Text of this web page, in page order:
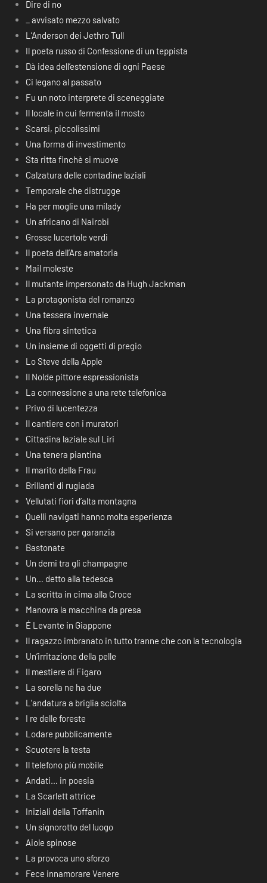
Dire di no
_ avvisato mezzo salvato
L’Anderson dei Jethro Tull
Il poeta russo di Confessione di un teppista
Dà idea dell’estensione di ogni Paese
Ci legano al passato
Fu un noto interprete di sceneggiate
Il locale in cui fermenta il mosto
Scarsi, piccolissimi
Una forma di investimento
Sta ritta finchè si muove
Calzatura delle contadine laziali
Temporale che distrugge
Ha per moglie una milady
Un africano di Nairobi
Grosse lucertole verdi
Il poeta dell’Ars amatoria
Mail moleste
Il mutante impersonato da Hugh Jackman
La protagonista del romanzo
Una tessera invernale
Una fibra sintetica
Un insieme di oggetti di pregio
Lo Steve della Apple
Il Nolde pittore espressionista
La connessione a una rete telefonica
Privo di lucentezza
Il cantiere con i muratori
Cittadina laziale sul Liri
Una tenera piantina
Il marito della Frau
Brillanti di rugiada
Vellutati fiori d’alta montagna
Quelli navigati hanno molta esperienza
Si versano per garanzia
Bastonate
Un demi tra gli champagne
Un… detto alla tedesca
La scritta in cima alla Croce
Manovra la macchina da presa
É Levante in Giappone
Il ragazzo imbranato in tutto tranne che con la tecnologia
Un’irritazione della pelle
Il mestiere di Figaro
La sorella ne ha due
L’andatura a briglia sciolta
I re delle foreste
Lodare pubblicamente
Scuotere la testa
Il telefono più mobile
Andati… in poesia
La Scarlett attrice
Iniziali della Toffanin
Un signorotto del luogo
Aiole spinose
La provoca uno sforzo
Fece innamorare Venere